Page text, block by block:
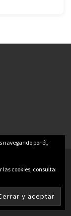
navegando por él,
cookies, consulta: